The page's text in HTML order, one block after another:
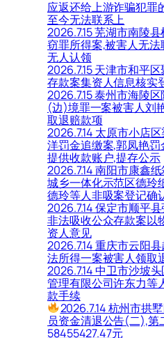
应返还给上游诈骗犯
至今无法联系上
2026.7.15 芜湖市南陵
窃罪所得案,被害人无
无人认领
2026.7.15 天津市和平
存款案集资人信息核实
2026.7.15 泰州市海陵
(边)境罪一案被害人刘
取退赔款项
2026.7.14 太原市小店
洋罚金追缴案,郭凤艳
提供收款账户,提存公示
2026.7.14 南阳市康鑫
城乡一体化示范区德玲
德玲等人非吸案登记确
2026.7.14 保定市顺平
非法吸收公众存款案以
资人意见
2026.7.14 重庆市云阳
法所得一案被害人领取
2026.7.14 中卫市沙坡
管理有限公司许东力等
款手续
2026.7.14 杭州市拱
员资金清退公告(二),第
58455427.47元